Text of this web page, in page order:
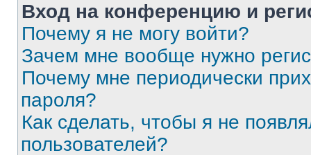
Вход на конференцию и
Почему я не могу войти?
Зачем мне вообще нужно
Почему мне периодически
пароля?
Как сделать, чтобы я не
пользователей?